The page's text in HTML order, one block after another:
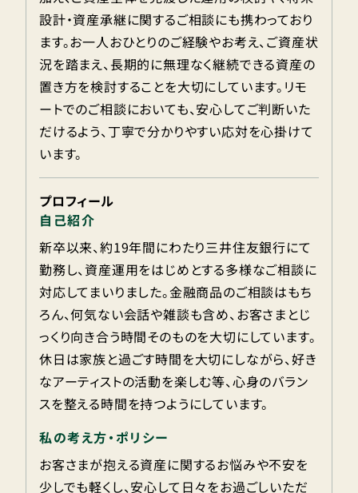
設計・資産承継に関するご相談にも携わっており
ます。お一人おひとりのご経験やお考え、ご資産状
況を踏まえ、長期的に無理なく継続できる資産の
置き方を検討することを大切にしています。リモ
ートでのご相談においても、安心してご判断いた
だけるよう、丁寧で分かりやすい応対を心掛けて
います。
プロフィール
自己紹介
新卒以来、約19年間にわたり三井住友銀行にて
勤務し、資産運用をはじめとする多様なご相談に
対応してまいりました。金融商品のご相談はもち
ろん、何気ない会話や雑談も含め、お客さまとじ
っくり向き合う時間そのものを大切にしています。
休日は家族と過ごす時間を大切にしながら、好き
なアーティストの活動を楽しむ等、心身のバラン
スを整える時間を持つようにしています。
私の考え方・ポリシー
お客さまが抱える資産に関するお悩みや不安を
少しでも軽くし、安心して日々をお過ごしいただ